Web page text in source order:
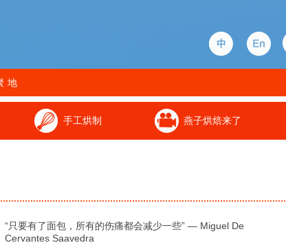
地
手工烘制 燕子烘焙来了
“只要有了面包，所有的伤痛都会减少一些” ― Miguel De
Cervantes Saavedra